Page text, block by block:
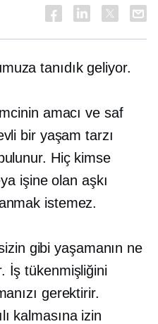
tanıdık geliyor.
amacı ve saf
bir yaşam tarzı
Hiç kimse
işine olan aşkı
istemez.
gibi yaşamanın ne
İş tükenmişliğini
gerektirir.
kalmasına izin